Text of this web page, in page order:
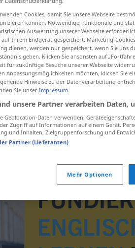
antippen)
defect
Cookies, damit Sie unsere Webseite
können. Notwendige, funktionale und
Auswertung unserer Webseite
auf Ihrem Endgerät gespeichert. Marketing-
dienen, werden nur gespeichert, wenn Sie uns
geben. Klicken Sie ansonsten auf
für zukünftige Besuche unserer Webseite
Anpassungsmöglichkeiten möchten, klicken Sie
Hinweise zu der Datenverarbeitung
Sie unser Impressum.
unsere Partner verarbeiten Daten,
Geolocation-Daten verwenden.
Zugriff auf Informationen auf einem Gerät.
und Inhalten, Zielgruppenforschung und
Partner (Lieferanten)
Mehr Optionen